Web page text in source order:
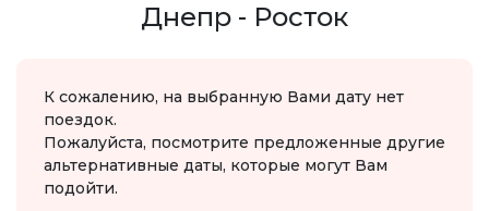
Днепр - Росток
К сожалению, на выбранную Вами дату нет
поездок.
Пожалуйста, посмотрите предложенные другие
альтернативные даты, которые могут Вам
подойти.